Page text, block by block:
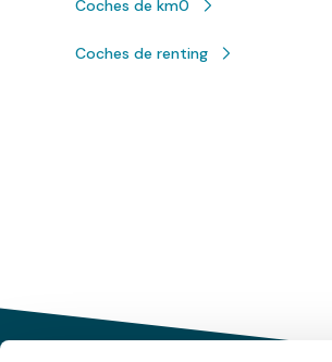
Coches de km0
Coches de renting